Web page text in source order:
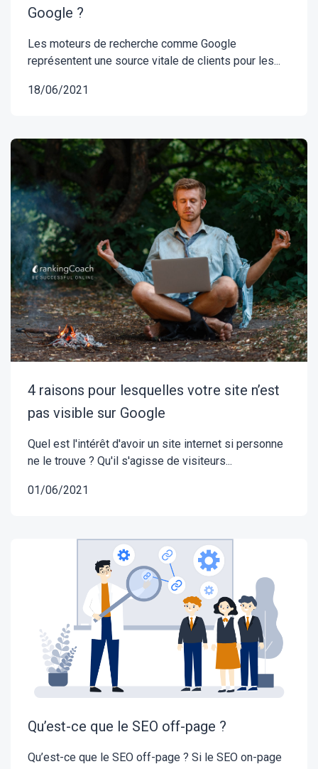
Google ?
Les moteurs de recherche comme Google
représentent une source vitale de clients pour les...
18/06/2021
4 raisons pour lesquelles votre site n’est
pas visible sur Google
Quel est l'intérêt d'avoir un site internet si personne
ne le trouve ? Qu'il s'agisse de visiteurs...
01/06/2021
Qu’est-ce que le SEO off-page ?
Qu’est-ce que le SEO off-page ? Si le SEO on-page